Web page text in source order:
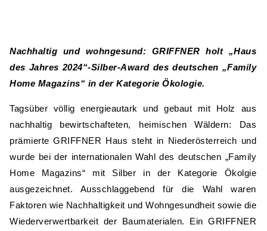
Nachhaltig und wohngesund: GRIFFNER holt „Haus
des Jahres 2024“-Silber-Award des deutschen „Family
Home Magazins“ in der Kategorie Ökologie.
Tagsüber völlig energieautark und gebaut mit Holz aus
nachhaltig bewirtschafteten, heimischen Wäldern: Das
prämierte GRIFFNER Haus steht in Niederösterreich und
wurde bei der internationalen Wahl des deutschen „Family
Home Magazins“ mit Silber in der Kategorie Ökolgie
ausgezeichnet. Ausschlaggebend für die Wahl waren
Faktoren wie Nachhaltigkeit und Wohngesundheit sowie die
Wiederverwertbarkeit der Baumaterialen. Ein GRIFFNER